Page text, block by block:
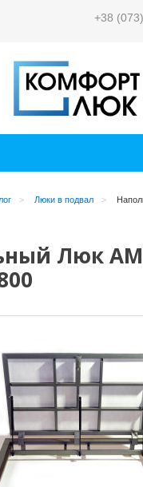
+38 (073)
Люки в подвал
Люк